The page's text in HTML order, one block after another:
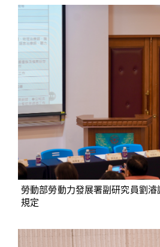
勞動部勞動力發展署副研究員劉濬
規定